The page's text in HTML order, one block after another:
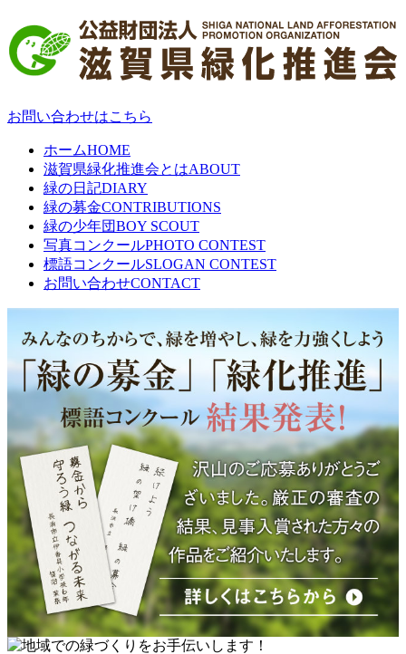
お問い合わせはこちら
ホームHOME
滋賀県緑化推進会とはABOUT
緑の日記DIARY
緑の募金CONTRIBUTIONS
緑の少年団BOY SCOUT
写真コンクールPHOTO CONTEST
標語コンクールSLOGAN CONTEST
お問い合わせCONTACT